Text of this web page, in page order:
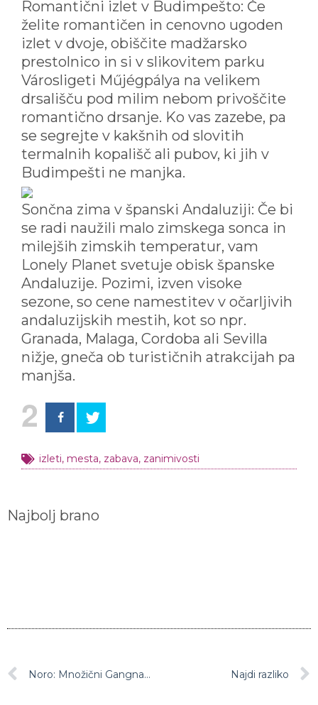
Romantični izlet v Budimpešto: Če
želite romantičen in cenovno ugoden
izlet v dvoje, obiščite madžarsko
prestolnico in si v slikovitem parku
Városligeti Műjégpálya na velikem
drsališču pod milim nebom privoščite
romantično drsanje. Ko vas zazebe, pa
se segrejte v kakšnih od slovitih
termalnih kopališč ali pubov, ki jih v
Budimpešti ne manjka.
Sončna zima v španski Andaluziji: Če bi
se radi naužili malo zimskega sonca in
milejših zimskih temperatur, vam
Lonely Planet svetuje obisk španske
Andaluzije. Pozimi, izven visoke
sezone, so cene namestitev v očarljivih
andaluzijskih mestih, kot so npr.
Granada, Malaga, Cordoba ali Sevilla
nižje, gneča ob turističnih atrakcijah pa
manjša.
2
izleti, mesta, zabava, zanimivosti
Najbolj brano
Noro: Množični Gangnam Style v Parizu Najdi razliko